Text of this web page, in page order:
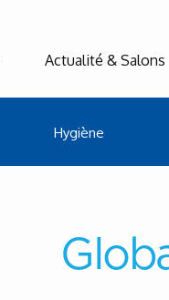
Hygiène
Actualité & Salons